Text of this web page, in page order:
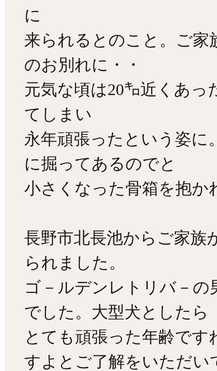
に
来られるとのこと。ご
のお別れに・・
元気な頃は20㌔近くあ
てしまい
永年頑張ったという姿に
に掘ってあるのでと
小さくなった骨箱を抱
長野市北長池からご家族
られました。
ゴ－ルデンレトリバ－
でした。大型犬としたら
とても頑張った年齢で
すよとご了解をいただい